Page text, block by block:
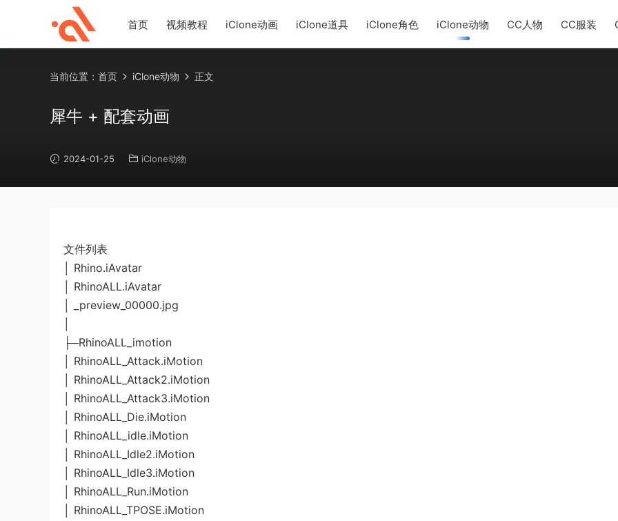
首页 视频教程 iClone动画 iClone道具 iClone角色 iClone动物 CC人物 CC服装
当前位置： 首页 iClone动物 正文
犀牛 + 配套动画
2024-01-25 iClone动物
文件列表
│ Rhino.iAvatar
│ RhinoALL.iAvatar
│ _preview_00000.jpg
├─RhinoALL_imotion
│ RhinoALL_Attack.iMotion
│ RhinoALL_Attack2.iMotion
│ RhinoALL_Attack3.iMotion
│ RhinoALL_Die.iMotion
│ RhinoALL_idle.iMotion
│ RhinoALL_Idle2.iMotion
│ RhinoALL_Idle3.iMotion
│ RhinoALL_Run.iMotion
│ RhinoALL_TPOSE.iMotion